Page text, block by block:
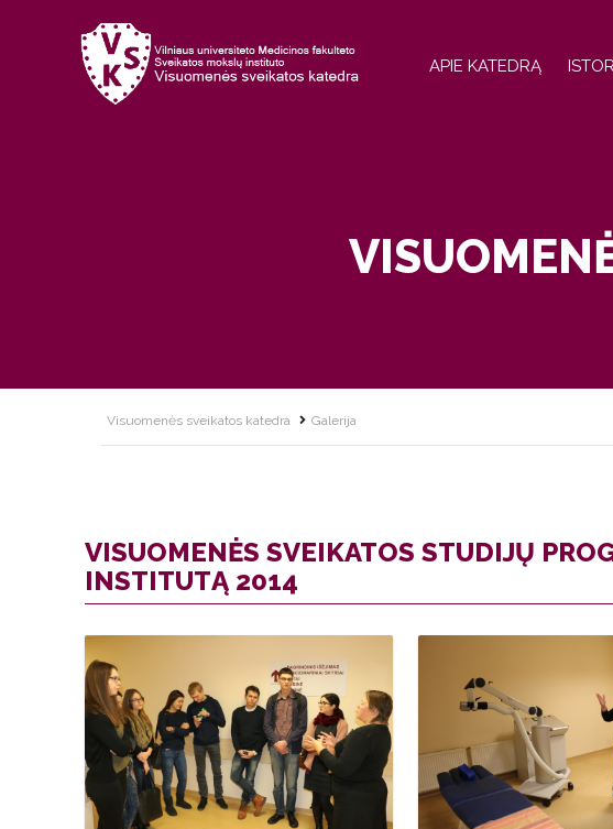
APIE KATEDRĄ
Visuomenės sveikatos katedra Galerija
VISUOMENĖS SVEIKATOS STUDIJŲ
INSTITUTĄ 2014